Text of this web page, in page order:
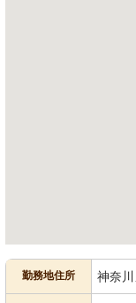
勤務地住所 神奈